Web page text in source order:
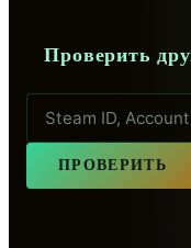
Проверить
ПРОВЕРИТЬ